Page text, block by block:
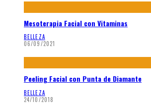
Mesoterapia Facial con Vitaminas
BELLEZA
06/09/2021
Peeling Facial con Punta de Diamante
BELLEZA
24/10/2018